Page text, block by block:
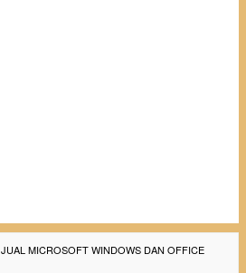
JUAL MICROSOFT WINDOWS DAN OFFICE